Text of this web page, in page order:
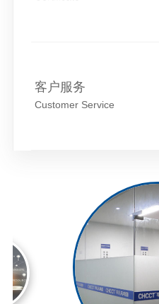
客户服务
Customer Service